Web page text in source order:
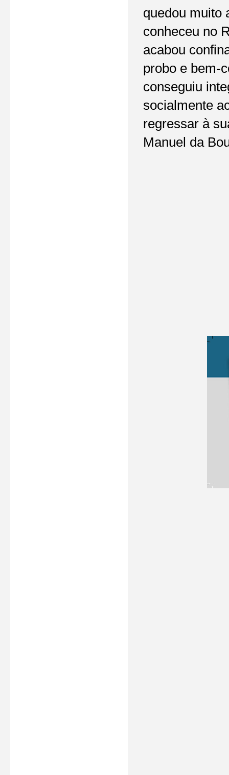
quedou muito
conheceu no
acabou
probo e bem-
conseguiu
socialmente
regressar à
Manuel da